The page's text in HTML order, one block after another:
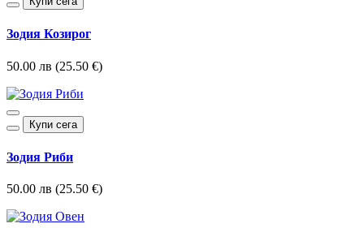
Зодия Козирог
50.00 лв (25.50 €)
Купи сега
Зодия Риби
50.00 лв (25.50 €)